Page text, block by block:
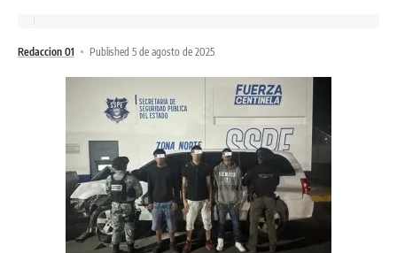
Redaccion 01 Published 5 de agosto de 2025